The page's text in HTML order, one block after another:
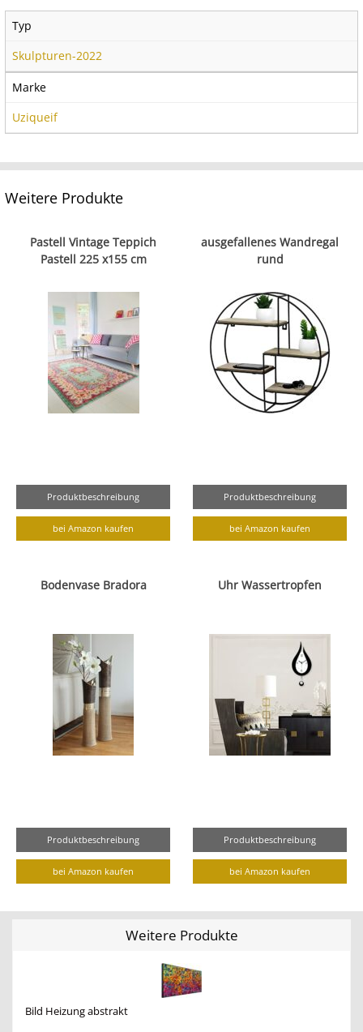
Typ
Skulpturen-2022
Marke
Uziqueif
Weitere Produkte
Pastell Vintage Teppich
Pastell 225 x155 cm
Produktbeschreibung
bei Amazon kaufen
ausgefallenes Wandregal
rund
Produktbeschreibung
bei Amazon kaufen
Bodenvase Bradora
Produktbeschreibung
bei Amazon kaufen
Uhr Wassertropfen
Produktbeschreibung
bei Amazon kaufen
Weitere Produkte
Bild Heizung abstrakt